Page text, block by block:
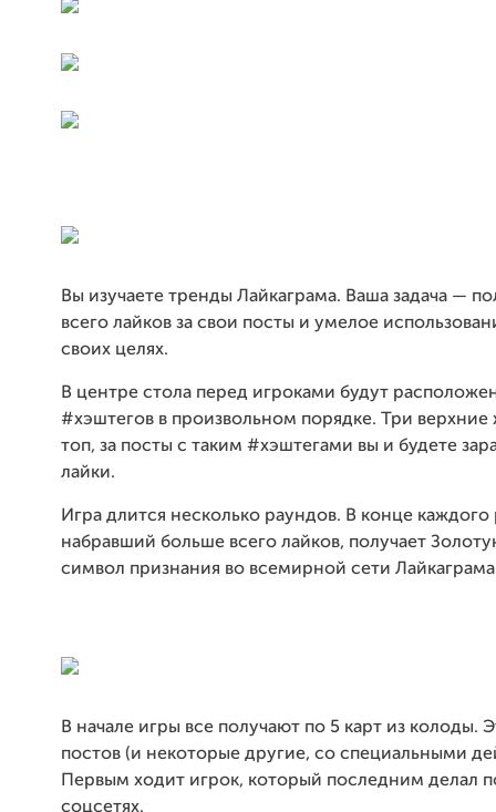
Вы изучаете тренды Лайкаграма. Ваша задача —
всего лайков за свои посты и умелое
своих целях.
В центре стола перед игроками будут
#хэштегов в произвольном порядке. Три
топ, за посты с таким #хэштегами вы и будете
лайки.
Игра длится несколько раундов. В конце каждого
набравший больше всего лайков, получает
символ признания во всемирной сети
В начале игры все получают по 5 карт из колоды.
постов (и некоторые другие, со специальными
Первым ходит игрок, который последним делал
соцсетях.